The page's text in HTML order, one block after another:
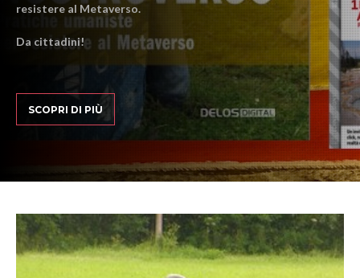
resistere al Metaverso.
Da cittadini!
SCOPRI DI PIÙ